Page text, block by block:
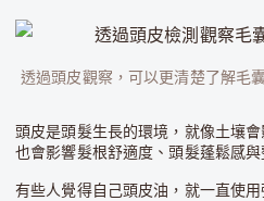
透過頭皮觀察，可以更清楚了解毛
頭皮是頭髮生長的環境，就像土壤
也會影響髮根舒適度、頭髮蓬鬆感與
有些人覺得自己頭皮油，就一直使